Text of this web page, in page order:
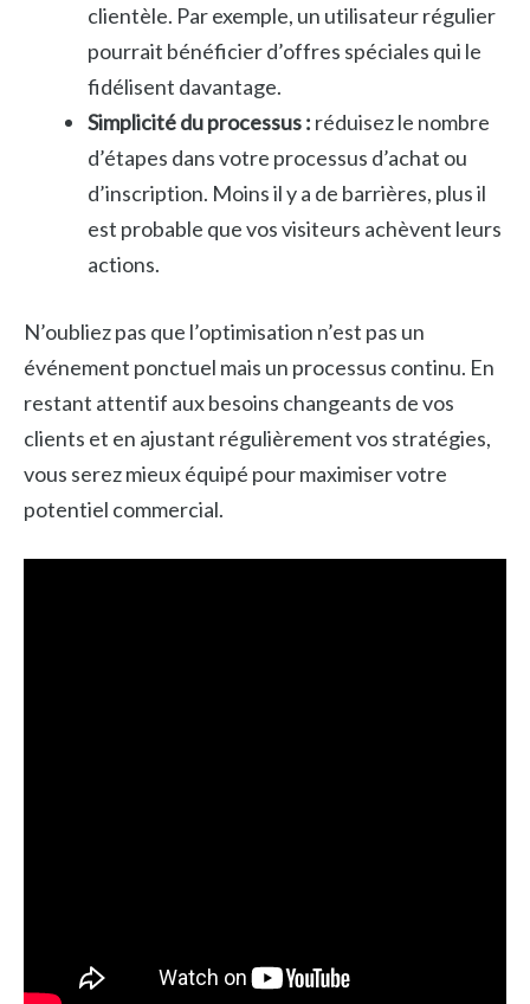
clientèle. Par exemple, un utilisateur régulier
pourrait bénéficier d’offres spéciales qui le
fidélisent davantage.
Simplicité du processus : réduisez le nombre
d’étapes dans votre processus d’achat ou
d’inscription. Moins il y a de barrières, plus il
est probable que vos visiteurs achèvent leurs
actions.
N’oubliez pas que l’optimisation n’est pas un
événement ponctuel mais un processus continu. En
restant attentif aux besoins changeants de vos
clients et en ajustant régulièrement vos stratégies,
vous serez mieux équipé pour maximiser votre
potentiel commercial.